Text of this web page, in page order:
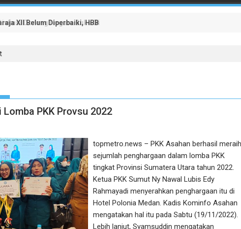
XII Belum Diperbaiki, HBB Ajak Orang Batak Menyikapi
Dorong Negara Buka Dialog dalam Penyelesaian BLBI
PKK Provsu 2022
topmetro.news – PKK Asahan berhasil meraih
sejumlah penghargaan dalam lomba PKK
tingkat Provinsi Sumatera Utara tahun 2022.
Ketua PKK Sumut Ny Nawal Lubis Edy
Rahmayadi menyerahkan penghargaan itu di
Hotel Polonia Medan. Kadis Kominfo Asahan
mengatakan hal itu pada Sabtu (19/11/2022).
Lebih lanjut, Syamsuddin mengatakan